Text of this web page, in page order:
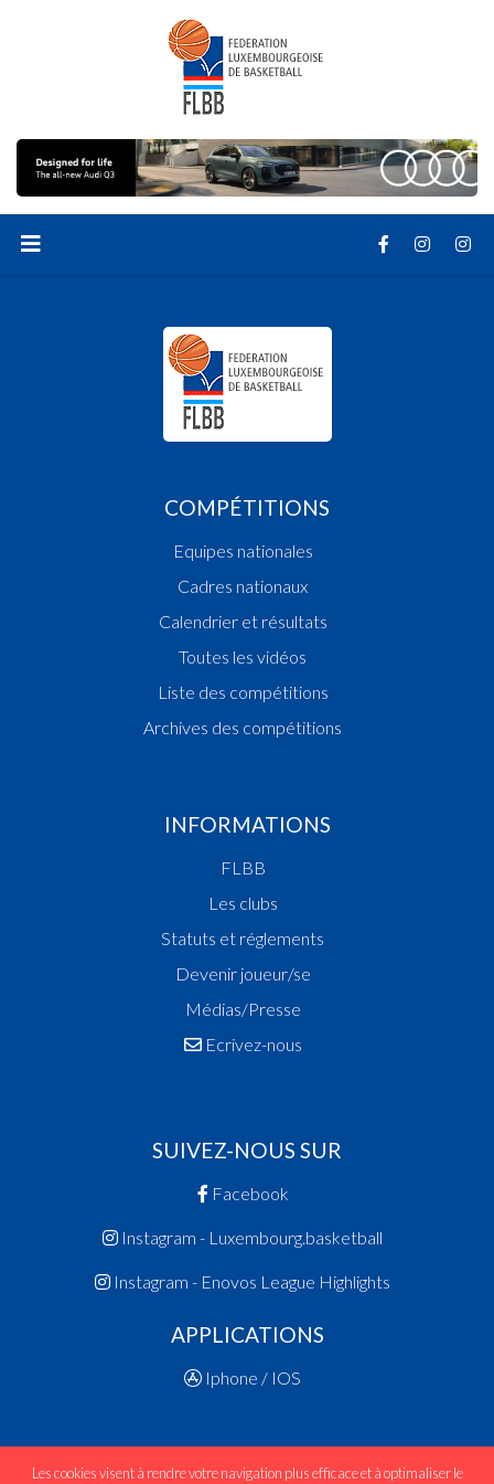
COMPÉTITIONS
Equipes nationales
Cadres nationaux
Calendrier et résultats
Toutes les vidéos
Liste des compétitions
Archives des compétitions
INFORMATIONS
FLBB
Les clubs
Statuts et réglements
Devenir joueur/se
Médias/Presse
Ecrivez-nous
SUIVEZ-NOUS SUR
Facebook
Instagram - Luxembourg.basketball
Instagram - Enovos League Highlights
APPLICATIONS
Iphone / IOS
Les cookies visent à rendre votre navigation plus efficace et à optimaliser le